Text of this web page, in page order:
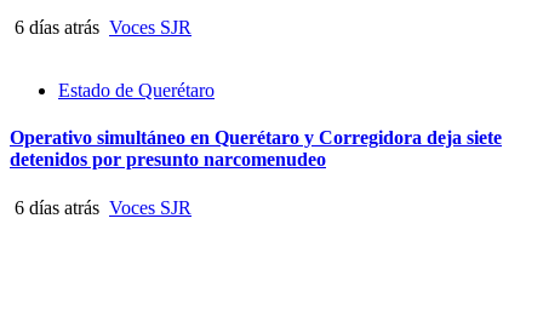
6 días atrás Voces SJR
Estado de Querétaro
Operativo simultáneo en Querétaro y Corregidora deja siete
detenidos por presunto narcomenudeo
6 días atrás Voces SJR